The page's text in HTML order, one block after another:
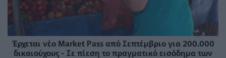
Έρχεται νέο Market Pass από Σεπτέμβριο για 200.000
δικαιούχους - Σε πίεση το πραγματικό εισόδημα των